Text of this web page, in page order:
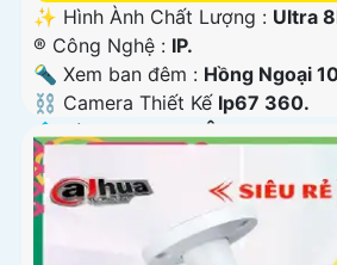
✨ Hình Ành Chất Lượng : Ultra
®️ Công Nghệ : IP.
🔦 Xem ban đêm : Hồng Ngoại
⛓ Camera Thiết Kế Ip67 360.
️💠 Tích Hợp :Thu Âm.